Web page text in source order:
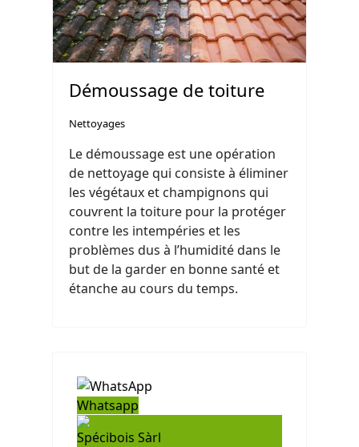
Démoussage de toiture
Nettoyages
Le démoussage est une opération
de nettoyage qui consiste à éliminer
les végétaux et champignons qui
couvrent la toiture pour la protéger
contre les intempéries et les
problèmes dus à l’humidité dans le
but de la garder en bonne santé et
étanche au cours du temps.
Whatsapp
Spécibois Sàrl